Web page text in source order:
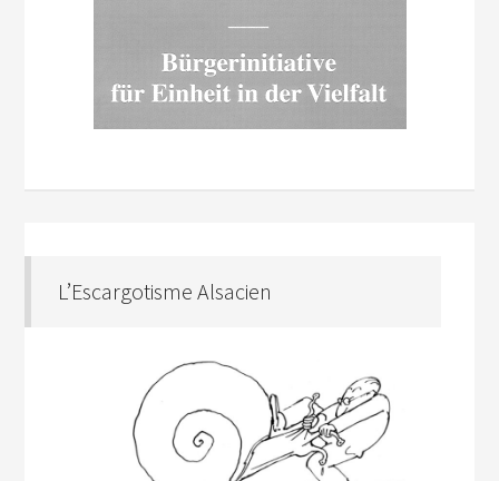
L’Escargotisme Alsacien